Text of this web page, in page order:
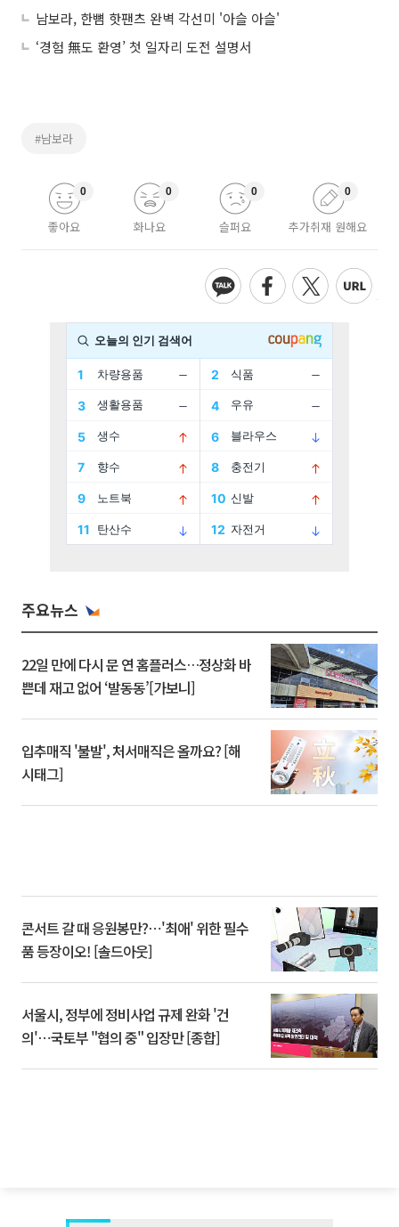
남보라, 한뼘 핫팬츠 완벽 각선미 '아슬 아슬'
‘경험 無도 환영’ 첫 일자리 도전 설명서
#남보라
좋아요
0
화나요
0
슬퍼요
0
추가취재 원해요
0
주요뉴스
22일 만에 다시 문 연 홈플러스…정상화 바
쁜데 재고 없어 ‘발동동’[가보니]
입추매직 '불발', 처서매직은 올까요? [해
시태그]
콘서트 갈 때 응원봉만?⋯'최애' 위한 필수
품 등장이오! [솔드아웃]
서울시, 정부에 정비사업 규제 완화 '건
의'⋯국토부 "협의 중" 입장만 [종합]